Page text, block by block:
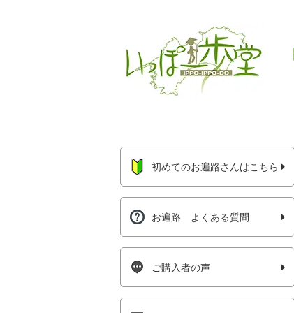
初めてのお遍路さんはこちら
お遍路 よくある質問
ご購入者の声